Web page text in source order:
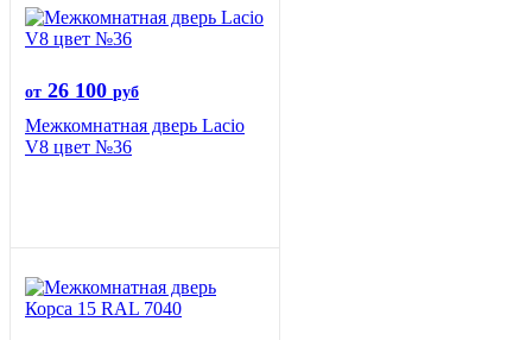
от 26 100 руб
Межкомнатная дверь Lacio
V8 цвет №36